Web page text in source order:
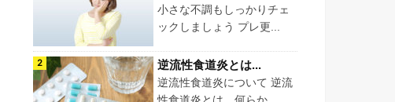
小さな不調もしっかりチェ
ックしましょう プレ更...
逆流性食道炎とは...
逆流性食道炎について 逆流